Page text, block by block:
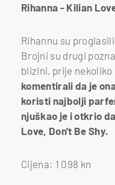
Rihanna - Kilian
Rihannu su
Brojni su drugi
blizini, prije
komentirali da je
koristi najbolji
njuškao je i otkrio
Love, Don't Be Shy.
Cijena: 1 098 kn